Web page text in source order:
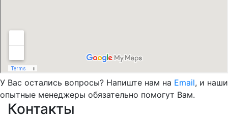
У Вас остались вопросы? Напиште нам на Email, и наши
опытные менеджеры обязательно помогут Вам.
Контакты